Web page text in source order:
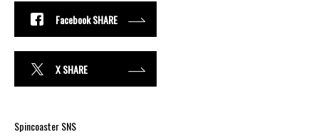
Facebook SHARE
X SHARE
Spincoaster SNS